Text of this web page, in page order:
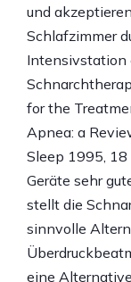
und
Schlafzimmer
Intensivstation
for the
Apnea: a
Sleep 1995,
Geräte sehr
stellt die
sinnvolle
eine